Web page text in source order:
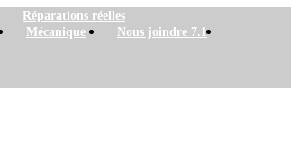
Réparations réelles
Mécanique Nous joindre 7.1